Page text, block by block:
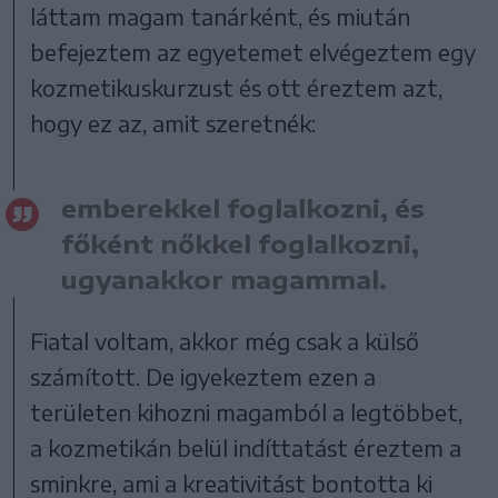
láttam magam tanárként, és miután
befejeztem az egyetemet elvégeztem egy
kozmetikuskurzust és ott éreztem azt,
hogy ez az, amit szeretnék:
emberekkel foglalkozni, és
főként nőkkel foglalkozni,
ugyanakkor magammal.
Fiatal voltam, akkor még csak a külső
számított. De igyekeztem ezen a
területen kihozni magamból a legtöbbet,
a kozmetikán belül indíttatást éreztem a
sminkre, ami a kreativitást bontotta ki